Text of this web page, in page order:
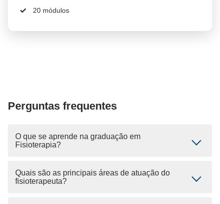
20 módulos
Perguntas frequentes
O que se aprende na graduação em
Fisioterapia?
Quais são as principais áreas de atuação do
fisioterapeuta?